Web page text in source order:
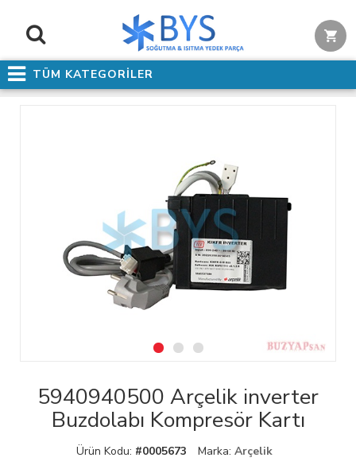
TÜM KATEGORİLER
5940940500 Arçelik inverter
Buzdolabı Kompresör Kartı
Ürün Kodu: #0005673 Marka: Arçelik